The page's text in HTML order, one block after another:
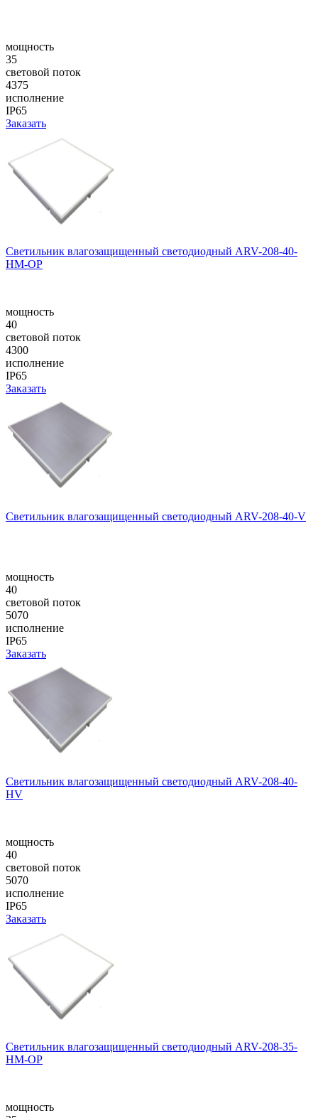
мощность
35
световой поток
4375
исполнение
IP65
Заказать
Cветильник влагозащищенный светодиодный ARV-208-40-
НM-OP
мощность
40
световой поток
4300
исполнение
IP65
Заказать
Cветильник влагозащищенный светодиодный ARV-208-40-V
мощность
40
световой поток
5070
исполнение
IP65
Заказать
Cветильник влагозащищенный светодиодный ARV-208-40-
HV
мощность
40
световой поток
5070
исполнение
IP65
Заказать
Cветильник влагозащищенный светодиодный ARV-208-35-
НM-OP
мощность